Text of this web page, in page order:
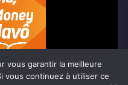
vous garantir la meilleure
vous continuez à utiliser ce